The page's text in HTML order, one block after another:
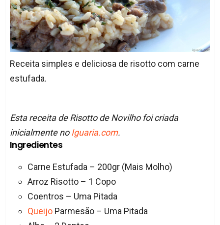
Receita simples e deliciosa de risotto com carne
estufada.
Esta receita de Risotto de Novilho foi criada
inicialmente no Iguaria.com.
Ingredientes
Carne Estufada – 200gr (Mais Molho)
Arroz Risotto – 1 Copo
Coentros – Uma Pitada
QueijoParmesão – Uma Pitada